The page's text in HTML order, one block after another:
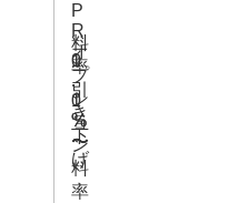
P
R
オ
プ
シ
ョ
ン
料
率
1
.
0
%
〜
0
.
1
%
〜
料
率
引
き
下
げ